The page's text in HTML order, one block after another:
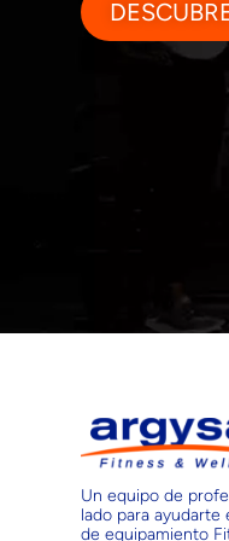
Un equipo de
lado para
de equipamiento